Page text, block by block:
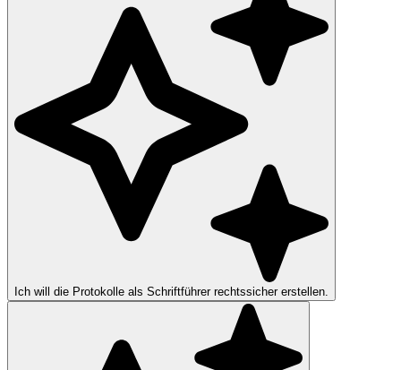
Ich will die Protokolle als Schriftführer rechtssicher erstellen.